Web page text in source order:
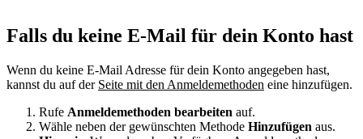
Falls du keine E-Mail für dein Konto hast
Wenn du keine E-Mail Adresse für dein Konto angegeben hast,
kannst du auf der Seite mit den Anmeldemethoden eine hinzufügen.
Rufe Anmeldemethoden bearbeiten auf.
Wähle neben der gewünschten Methode Hinzufügen aus.